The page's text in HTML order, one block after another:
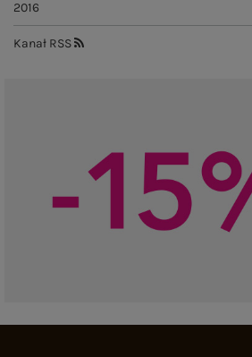
2016
Kanał RSS